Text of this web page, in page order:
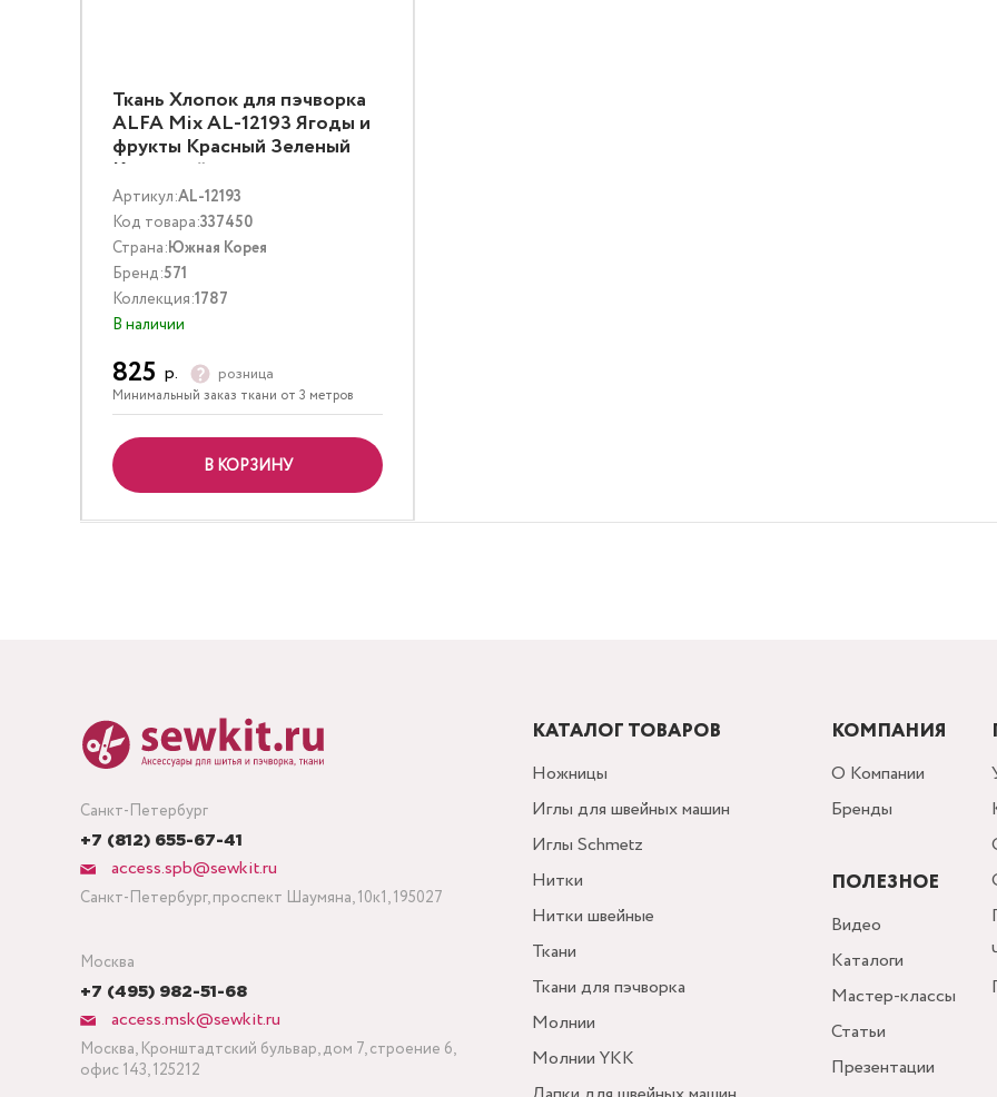
Ткань Хлопок для пэчворка
ALFA Mix AL-12193 Ягоды и
фрукты Красный Зеленый
Кремовый
Артикул:AL-12193
Код товара:337450
Страна:Южная Корея
Бренд:571
Коллекция:1787
В наличии
825 р. розница
Минимальный заказ ткани от 3 метров
В КОРЗИНУ
Санкт-Петербург
+7 (812) 655-67-41
access.spb@sewkit.ru
Санкт-Петербург, проспект Шаумяна, 10к1, 195027
Москва
+7 (495) 982-51-68
access.msk@sewkit.ru
Москва, Кронштадтский бульвар, дом 7, строение 6,
офис 143, 125212
КАТАЛОГ ТОВАРОВ
Ножницы
Иглы для швейных машин
Иглы Schmetz
Нитки
Нитки швейные
Ткани
Ткани для пэчворка
Молнии
Молнии YKK
КОМПАНИЯ
О Компании
Бренды
ПОЛЕЗНОЕ
Видео
Каталоги
Мастер-классы
Статьи
Презентации